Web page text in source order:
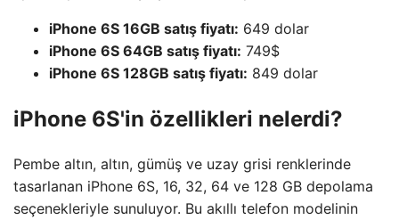
iPhone 6S 16GB satış fiyatı: 649 dolar
iPhone 6S 64GB satış fiyatı: 749$
iPhone 6S 128GB satış fiyatı: 849 dolar
iPhone 6S'in özellikleri nelerdi?
Pembe altın, altın, gümüş ve uzay grisi renklerinde
tasarlanan iPhone 6S, 16, 32, 64 ve 128 GB depolama
seçenekleriyle sunuluyor. Bu akıllı telefon modelinin